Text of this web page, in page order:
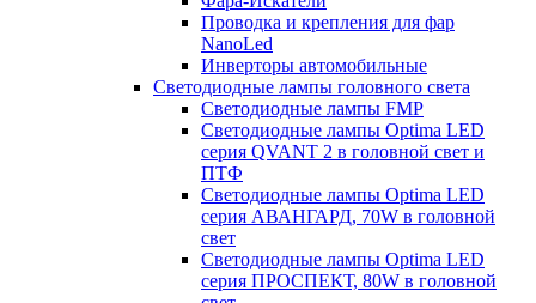
Проводка и крепления для фар
NanoLed
Инверторы автомобильные
Светодиодные лампы головного света
Светодиодные лампы FMP
Светодиодные лампы Optima LED
серия QVANT 2 в головной свет и
ПТФ
Светодиодные лампы Optima LED
серия АВАНГАРД, 70W в головной
свет
Светодиодные лампы Optima LED
серия ПРОСПЕКТ, 80W в головной